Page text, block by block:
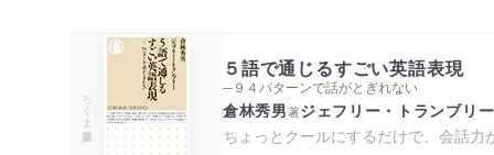
ちくま新書
５語で通じるすごい英語表現
─９４パターンで話がとぎれない
倉林秀男著ジェフリー・トランブリー
ちょっとクールにするだけで、会話力